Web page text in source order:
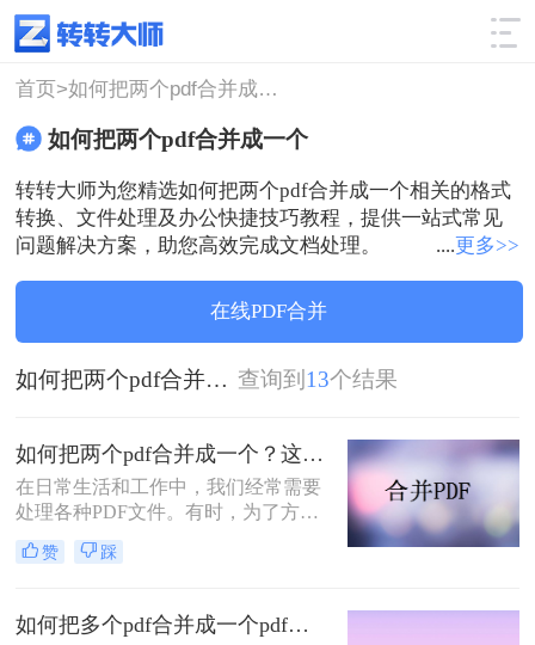
使用技巧 筛选
首页> 如何把两个pdf合并成一个
如何把两个pdf合并成一个
转转大师为您精选如何把两个pdf合并成一个相关的格式
转换、文件处理及办公快捷技巧教程，提供一站式常见
问题解决方案，助您高效完成文档处理。
....更多>>
在线PDF合并
如何把两个pdf合并成一个 查询到 13个结果
如何把两个pdf合并成一个？这两个方法就够用啦!
在日常生活和工作中，我们经常需要
处理各种PDF文件。有时，为了方便
查阅或存档，我们可能希望将多个
PDF文件合并成一个。本文将详细介
者轻松实现这一需求。
赞 踩
如何把多个pdf合并成一个pdf？分享合并PDF的三个方法！